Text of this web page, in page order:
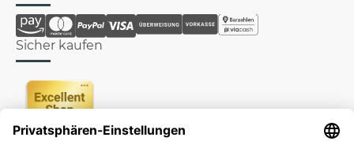
Sicher kaufen